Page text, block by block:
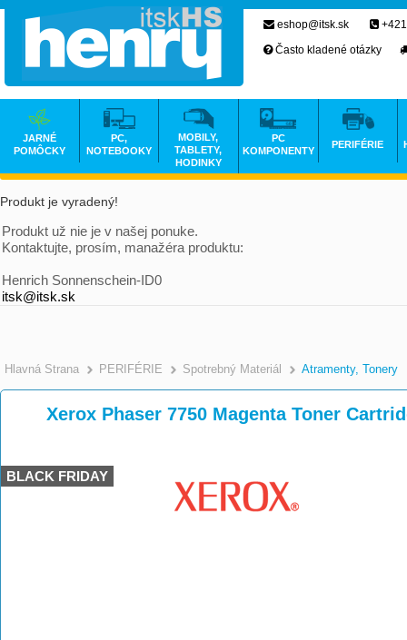
Produkt je vyradený!
Produkt už nie je v našej ponuke.
Kontaktujte, prosím, manažéra produktu:
Henrich Sonnenschein-ID0
itsk@itsk.sk
Hlavná Strana >
PERIFÉRIE >
Spotrebný Materiál >
Atramenty, Tonery
Xerox Phaser 7750 Magenta Toner
BLACK FRIDAY
eshop@itsk.sk
Často kladené otázky
JARNÉ
POMÔCKY
PC,
NOTEBOOKY
MOBILY,
TABLETY,
HODINKY
PC
KOMPONENTY
PERIFÉRIE